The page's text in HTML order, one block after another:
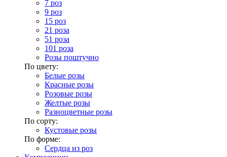
7 роз
9 роз
15 роз
21 роза
51 роза
101 роза
Розы поштучно
По цвету:
Белые розы
Красные розы
Розовые розы
Желтые розы
Разноцветные розы
По сорту:
Кустовые розы
По форме:
Сердца из роз